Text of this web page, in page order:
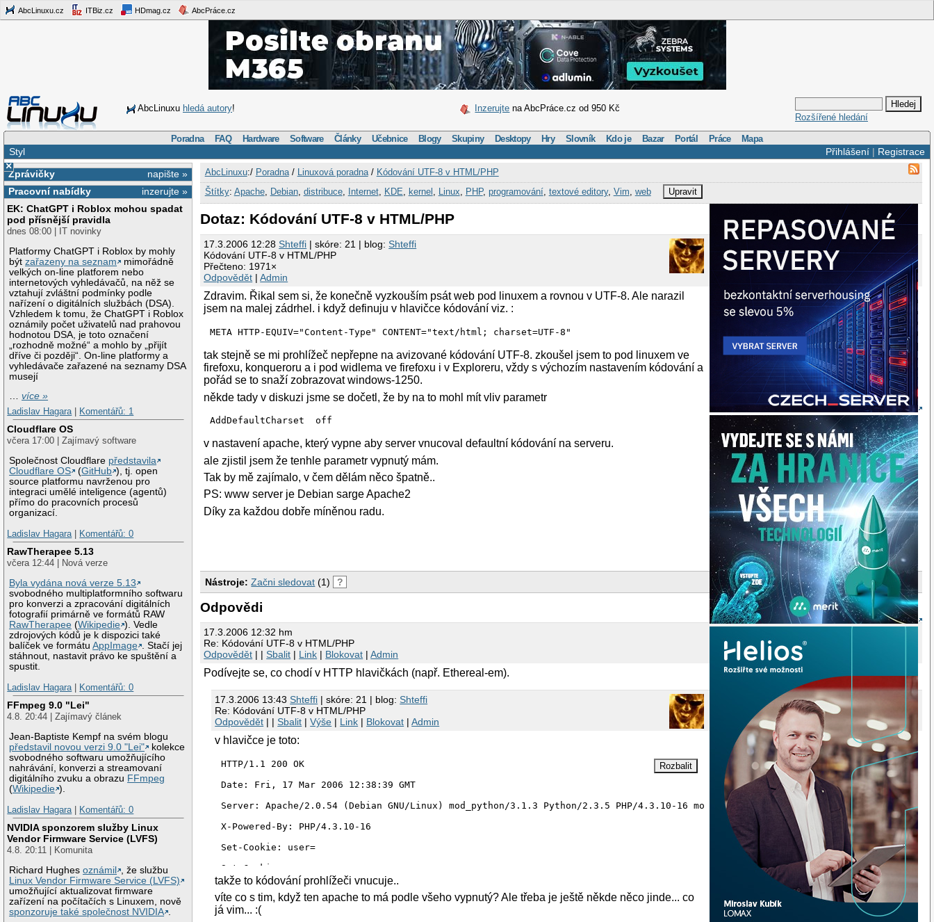
AbcLinuxu.cz ITBiz.cz HDmag.cz AbcPráce.cz
AbcLinuxu hledá autory! Inzerujte na AbcPráce.cz od 950 Kč
Rozšířené hledání
Poradna FAQ Hardware Software Články Učebnice Blogy Skupiny Desktopy Hry Slovník Kdo je Bazar Portál Práce Mapa
Přihlášení| Registrace
Styl
×
napište »
Zprávičky
inzerujte »
Pracovní nabídky
EK: ChatGPT i Roblox mohou spadat
pod přísnější pravidla
dnes 08:00 | IT novinky
Platformy ChatGPT i Roblox by mohly
býtzařazeny na seznam
mimořádně
velkých on-line platforem nebo
internetových vyhledávačů, na něž se
vztahují zvláštní podmínky podle
nařízení o digitálních službách (DSA).
Vzhledem k tomu, že ChatGPT i Roblox
oznámily počet uživatelů nad prahovou
hodnotou DSA, je toto označení
„rozhodně možné“ a mohlo by „přijít
dříve či později“. On-line platformy a
vyhledávače zařazené na seznamy DSA
musejí
…více »
Ladislav Hagara
Komentářů: 1
Cloudflare OS
včera 17:00 | Zajímavý software
Společnost Cloudflare představila
Cloudflare OS
(GitHub ), tj. open
source platformu navrženou pro
integraci umělé inteligence (agentů)
přímo do pracovních procesů
organizací.
Ladislav Hagara
Komentářů: 0
RawTherapee 5.13
včera 12:44 | Nová verze
Byla vydána nová verze 5.13
svobodného multiplatformního softwaru
pro konverzi a zpracování digitálních
fotografií primárně ve formátů RAW
RawTherapee (Wikipedie ). Vedle
zdrojových kódů je k dispozici také
balíček ve formátuAppImage . Stačí jej
stáhnout, nastavit právo ke spuštění a
spustit.
Ladislav Hagara
Komentářů: 0
FFmpeg 9.0 "Lei"
4.8. 20:44 | Zajímavý článek
Jean-Baptiste Kempf na svém blogu
představil novou verzi 9.0 "Lei"
kolekce
svobodného softwaru umožňujícího
nahrávání, konverzi a streamovaní
digitálního zvuku a obrazu FFmpeg
(Wikipedie ).
Ladislav Hagara
Komentářů: 0
NVIDIA sponzorem služby Linux
Vendor Firmware Service (LVFS)
4.8. 20:11 | Komunita
Richard Hughesoznámil
, že službu
Linux Vendor Firmware Service (LVFS)
umožňující aktualizovat firmware
zařízení na počítačích s Linuxem, nově
sponzoruje také společnost NVIDIA .
AbcLinuxu:/ Poradna/ Linuxová poradna/ Kódování UTF-8 v HTML/PHP
Štítky: Apache, Debian, distribuce, Internet, KDE kernel Linux PHP, programování, textové editory, Vim web Upravit
Dotaz: Kódování UTF-8 v HTML/PHP
17.3.2006 12:28Shteffi | skóre: 21 | blog:Shteffi
Kódování UTF-8 v HTML/PHP
Přečteno: 1971×
Odpovědět |Admin
Zdravim. Řikal sem si, že konečně vyzkouším psát web pod linuxem a rovnou v UTF-8. Ale narazil
jsem na malej zádrhel. i když definuju v hlavičce kódování viz. :
META HTTP-EQUIV="Content-Type" CONTENT="text/html; charset=UTF-8"
tak stejně se mi prohlížeč nepřepne na avizované kódování UTF-8. zkoušel jsem to pod linuxem ve
firefoxu, konqueroru a i pod widlema ve firefoxu i v Exploreru, vždy s výchozím nastavením kódování a
pořád se to snaží zobrazovat windows-1250.
někde tady v diskuzi jsme se dočetl, že by na to mohl mít vliv parametr
AddDefaultCharset  off
v nastavení apache, který vypne aby server vnucoval defaultní kódování na serveru.
ale zjistil jsem že tenhle parametr vypnutý mám.
Tak by mě zajímalo, v čem dělám něco špatně..
PS: www server je Debian sarge Apache2
Díky za každou dobře míněnou radu.
Nástroje: Začni sledovat (1) ?
Odpovědi
17.3.2006 12:32 hm
Re: Kódování UTF-8 v HTML/PHP
Odpovědět | |Sbalit | Link | Blokovat |Admin
Podívejte se, co chodí v HTTP hlavičkách (např. Ethereal-em).
17.3.2006 13:43Shteffi | skóre: 21 | blog:Shteffi
Re: Kódování UTF-8 v HTML/PHP
Odpovědět | |Sbalit |Výše | Link | Blokovat |Admin
v hlavičce je toto:
HTTP/1.1 200 OK
Date: Fri, 17 Mar 2006 12:38:39 GMT
Server: Apache/2.0.54 (Debian GNU/Linux) mod_python/3.1.3 Python/2.3.5 PHP/4.3.10-16 mod_perl/2.0.1 Perl/v5.8.7
X-Powered-By: PHP/4.3.10-16
Set-Cookie: user=
Set-Cookie: cpass=
Content-Length: 985
Keep-Alive: timeout=15, max=100
takže to kódování prohlížeči vnucuje..
víte co s tim, když ten apache to má podle všeho vypnutý? Ale třeba je ještě někde něco jinde... co
já vim... :(